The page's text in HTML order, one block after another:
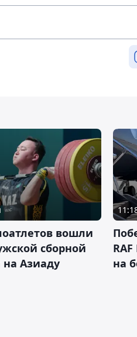
вошли
сборной
на Азиаду
на